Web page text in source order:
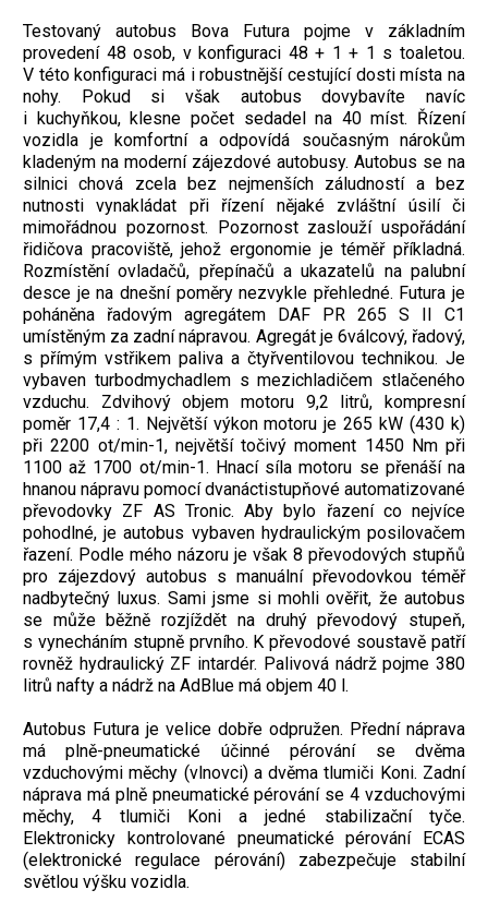
Testovaný autobus Bova Futura pojme v základním
provedení 48 osob, v konfiguraci 48 + 1 + 1 s toaletou.
V této konfiguraci má i robustnější cestující dosti místa na
nohy. Pokud si však autobus dovybavíte navíc
i kuchyňkou, klesne počet sedadel na 40 míst. Řízení
vozidla je komfortní a odpovídá současným nárokům
kladeným na moderní zájezdové autobusy. Autobus se na
silnici chová zcela bez nejmenších záludností a bez
nutnosti vynakládat při řízení nějaké zvláštní úsilí či
mimořádnou pozornost. Pozornost zaslouží uspořádání
řidičova pracoviště, jehož ergonomie je téměř příkladná.
Rozmístění ovladačů, přepínačů a ukazatelů na palubní
desce je na dnešní poměry nezvykle přehledné. Futura je
poháněna řadovým agregátem DAF PR 265 S II C1
umístěným za zadní nápravou. Agregát je 6válcový, řadový,
s přímým vstřikem paliva a čtyřventilovou technikou. Je
vybaven turbodmychadlem s mezichladičem stlačeného
vzduchu. Zdvihový objem motoru 9,2 litrů, kompresní
poměr 17,4 : 1. Největší výkon motoru je 265 kW (430 k)
při 2200 ot/min-1, největší točivý moment 1450 Nm při
1100 až 1700 ot/min-1. Hnací síla motoru se přenáší na
hnanou nápravu pomocí dvanáctistupňové automatizované
převodovky ZF AS Tronic. Aby bylo řazení co nejvíce
pohodlné, je autobus vybaven hydraulickým posilovačem
řazení. Podle mého názoru je však 8 převodových stupňů
pro zájezdový autobus s manuální převodovkou téměř
nadbytečný luxus. Sami jsme si mohli ověřit, že autobus
se může běžně rozjíždět na druhý převodový stupeň,
s vynecháním stupně prvního. K převodové soustavě patří
rovněž hydraulický ZF intardér. Palivová nádrž pojme 380
litrů nafty a nádrž na AdBlue má objem 40 l.
Autobus Futura je velice dobře odpružen. Přední náprava
má plně-pneumatické účinné pérování se dvěma
vzduchovými měchy (vlnovci) a dvěma tlumiči Koni. Zadní
náprava má plně pneumatické pérování se 4 vzduchovými
měchy, 4 tlumiči Koni a jedné stabilizační tyče.
Elektronicky kontrolované pneumatické pérování ECAS
(elektronické regulace pérování) zabezpečuje stabilní
světlou výšku vozidla.